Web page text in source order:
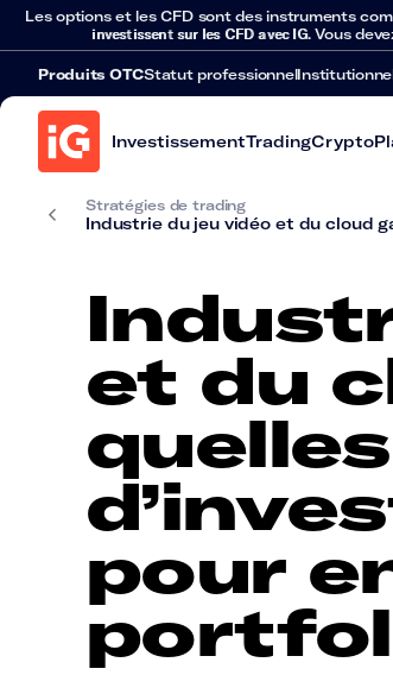
Les options et les CFD sont des instruments
investissent sur les CFD avec IG. Vous
Produits OTCStatut professionnel
InvestissementTradingCrypto
Stratégies de trading
Industrie du jeu vidéo et du cloud
et du
pour